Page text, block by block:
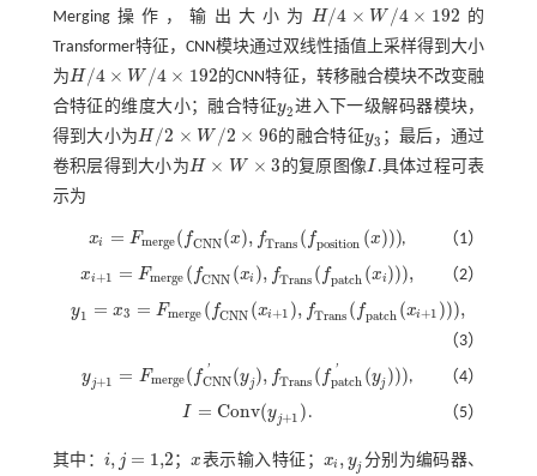
Merging操作，输出大小为 H/4 × W /4 × 192
H/ 4×W/ 4×192
的
Transformer特征，CNN模块通过双线性插值上采样得到大小
为H/4 × W /4 × 192
H/ 4×W/ 4×192
的CNN特征，转移融合模块不改变融
合特征的维度大小；融合特征y2
y2进入下一级解码器模块，
得到大小为H /2 × W /2 × 96
H/ 2×W/ 2×96 的融合特征y3
y3 ；最后，通过
卷积层得到大小为H × W × 3
H× W ×3 的复原图像I
I .具体过程可表
示为
xi = Fmerge( fCNN(x), fTrans ( fposition (x)))
xi= Fm erge(fCNN(x),fTran s(fposit on(x))) , （1）
xi+1 = Fmerge ( fCNN (xi ), fTrans ( fpatch (xi ))),
xi+1= Fm erge(fC NN(xi), fTrans(fpatc h (xi))), （2）
y1 = x3 = Fmerge ( fCNN (xi+1 ), fTrans ( fpatch (xi+1 ))),
y1 =x3 =Fmer ge(fCNN (xi+1),fTrans(f patch(xi +1))),
（3）
yj+1 = Fmerge( f '
CNN(yj ), fTrans ( f '
patch (yj )))
yj+1= Fm erge(fCNN'(yj),fTran s(fpatch'(yj))) , （4）
I = Conv(yj+1 )
I= Co nv(yj+1) . （5）
其中： i, j = 1,2
i,j =1,2 ；x
x 表示输入特征； xi , yj
xi, y j
分别为编码器、